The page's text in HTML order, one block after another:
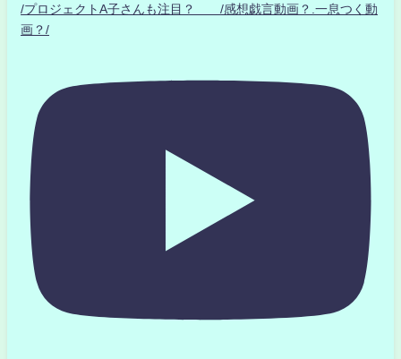
/プロジェクトA子さんも注目？ /感想戯言動画？.一息つく動
画？/